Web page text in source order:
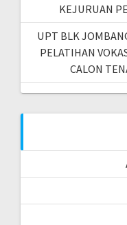
KEJURUAN
UPT BLK
PELATIHAN
CALON